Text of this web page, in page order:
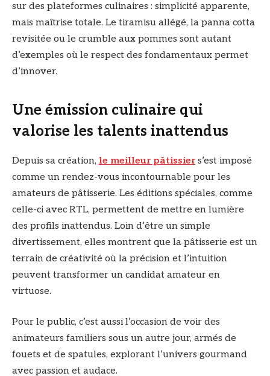
sur des plateformes culinaires : simplicité apparente,
mais maîtrise totale. Le tiramisu allégé, la panna cotta
revisitée ou le crumble aux pommes sont autant
d’exemples où le respect des fondamentaux permet
d’innover.
Une émission culinaire qui
valorise les talents inattendus
Depuis sa création, le meilleur pâtissiers’est imposé
comme un rendez-vous incontournable pour les
amateurs de pâtisserie. Les éditions spéciales, comme
celle-ci avec RTL, permettent de mettre en lumière
des profils inattendus. Loin d’être un simple
divertissement, elles montrent que la pâtisserie est un
terrain de créativité où la précision et l’intuition
peuvent transformer un candidat amateur en
virtuose.
Pour le public, c’est aussi l’occasion de voir des
animateurs familiers sous un autre jour, armés de
fouets et de spatules, explorant l’univers gourmand
avec passion et audace.